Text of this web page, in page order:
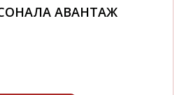
АВАНТАЖ